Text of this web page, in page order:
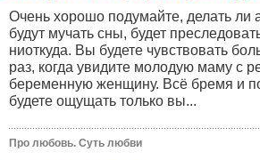
Очень хорошо подумайте, делать ли
будут мучать сны, будет
ниоткуда. Вы будете чувствовать
раз, когда увидите молодую маму с
беременную женщину. Всё бремя и
будете ощущать только вы...
Про любовь. Суть любви